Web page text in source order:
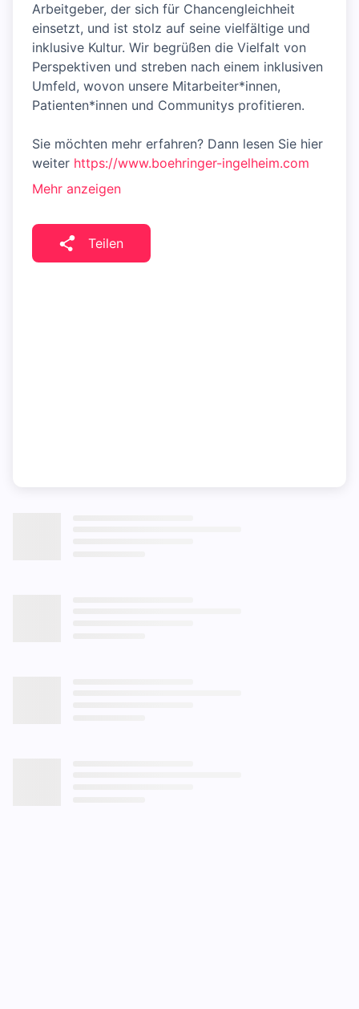
Arbeitgeber, der sich für Chancengleichheit
einsetzt, und ist stolz auf seine vielfältige und
inklusive Kultur. Wir begrüßen die Vielfalt von
Perspektiven und streben nach einem inklusiven
Umfeld, wovon unsere Mitarbeiter*innen,
Patienten*innen und Communitys profitieren.
Sie möchten mehr erfahren? Dann lesen Sie hier
weiter https://www.boehringer-ingelheim.com
Mehr anzeigen
Teilen